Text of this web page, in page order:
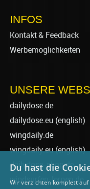
INFOS
Kontakt & Feedback
Werbemöglichkeiten
UNSERE
dailydose.de
dailydose.eu (english)
wingdaily.de
wingdaily.eu(english)
dailydose-shop.de
windsurfen-lernen.de
Du hast die
Wir verzichten komplett